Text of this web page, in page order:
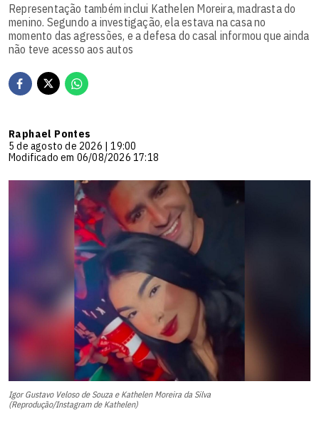
Representação também inclui Kathelen Moreira, madrasta do
menino. Segundo a investigação, ela estava na casa no
momento das agressões, e a defesa do casal informou que ainda
não teve acesso aos autos
Raphael Pontes
5 de agosto de 2026 | 19:00
Modificado em 06/08/2026 17:18
Igor Gustavo Veloso de Souza e Kathelen Moreira da Silva
(Reprodução/Instagram de Kathelen)